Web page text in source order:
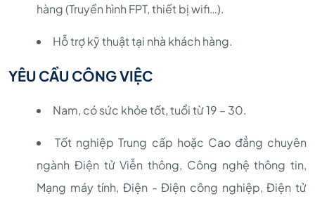
hàng (Truyền hình FPT, thiết bị wifi…).
Hỗ trợ kỹ thuật tại nhà khách hàng.
YÊU CẦU CÔNG VIỆC
Nam, có sức khỏe tốt, tuổi từ 19 – 30.
Tốt nghiệp Trung cấp hoặc Cao đẳng chuyên
ngành Điện tử Viễn thông, Công nghệ thông tin,
Mạng máy tính, Điện - Điện công nghiệp, Điện tử